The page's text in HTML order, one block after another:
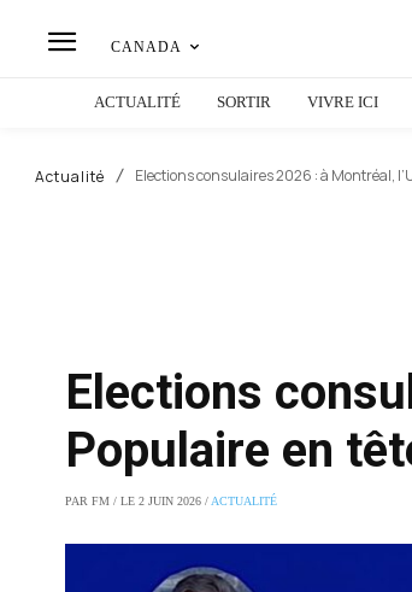
CANADA
ACTUALITÉ SORTIR VIVRE ICI
Actualité Elections consulaires 2026 : à Montréal,
Elections
Populaire en
PAR FM / LE 2 JUIN 2026 / ACTUALITÉ